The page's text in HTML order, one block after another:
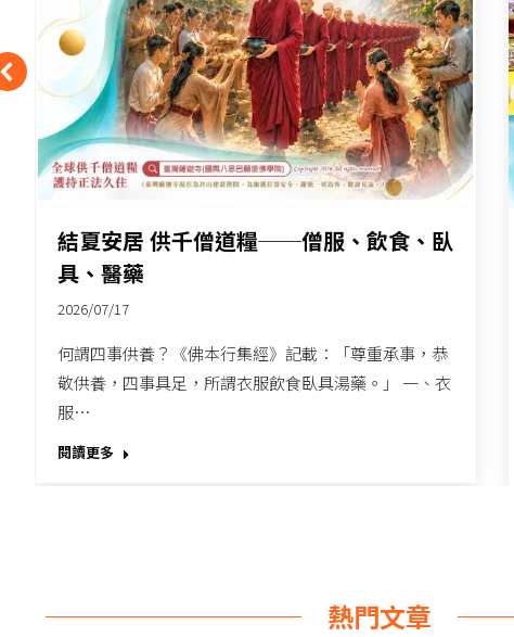
結夏安居 供千僧道糧──僧服、飲食、臥
具、醫藥
2026/07/17
何謂四事供養？《佛本行集經》記載：「尊重承事，恭
敬供養，四事具足，所謂衣服飲食臥具湯藥。」 一、衣
服…
閱讀更多
熱門文章